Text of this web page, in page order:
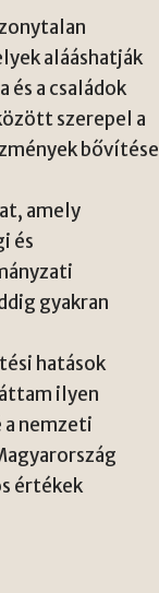
alááshatják
és a családok
szerepel a
bővítése
amely
és
gyakran
hatások
ilyen
nemzeti
értékek